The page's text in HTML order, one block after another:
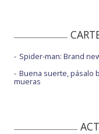
Spider-man: Brand
Buena suerte, pásalo
mueras